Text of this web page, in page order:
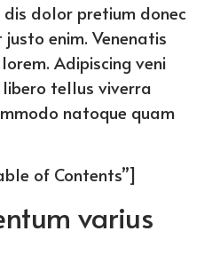
dolor pretium donec
enim. Venenatis
Adipiscing veni
tellus viverra
natoque quam
of Contents”]
varius